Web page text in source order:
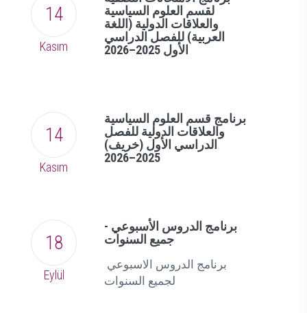
14
Kasım
لقسم العلوم السياسية
والعلاقات الدولية (اللغة
العربية) للفصل الدراسي
الأول 2025–2026
14
Kasım
برنامج قسم العلوم السياسية
والعلاقات الدولية للفصل
الدراسي الأول (خريف)
2025–2026
18
Eylül
برنامج الدروس الأسبوعي -
جميع السنوات
برنامج الدروس الاسبوعي